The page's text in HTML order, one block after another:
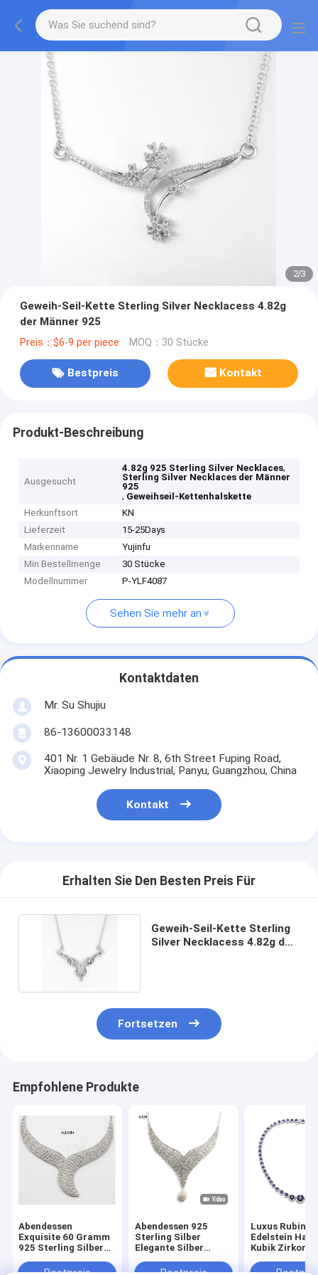
2/3
Geweih-Seil-Kette Sterling Silver Necklacess 4.82g
der Männer 925
Preis：$6-9 per piece MOQ：30 Stücke
Bestpreis Kontakt
Produkt-Beschreibung
Ausgesucht
4.82g 925 Sterling Silver Necklaces,
Sterling Silver Necklaces der Männer
925
, Geweihseil-Kettenhalskette
Herkunftsort
KN
Lieferzeit
15-25Days
Markenname
Yujinfu
Min Bestellmenge
30 Stücke
Modellnummer
P-YLF4087
Sehen Sie mehr an
Kontaktdaten
Mr. Su Shujiu
86-13600033148
401 Nr. 1 Gebäude Nr. 8, 6th Street Fuping Road,
Xiaoping Jewelry Industrial, Panyu, Guangzhou, China
Kontakt
Erhalten Sie Den Besten Preis Für
Geweih-Seil-Kette Sterling
Silver Necklacess 4.82g der
Fortsetzen
Empfohlene Produkte
Abendessen
Exquisite 60 Gramm
925 Sterling Silber
Alltag Sterling Silber
Abendessen 925
Sterling Silber
Elegante Silber
Silber Schalter
Luxus Rubin
Edelstein
Kubik Zirkonia
925 Sterling